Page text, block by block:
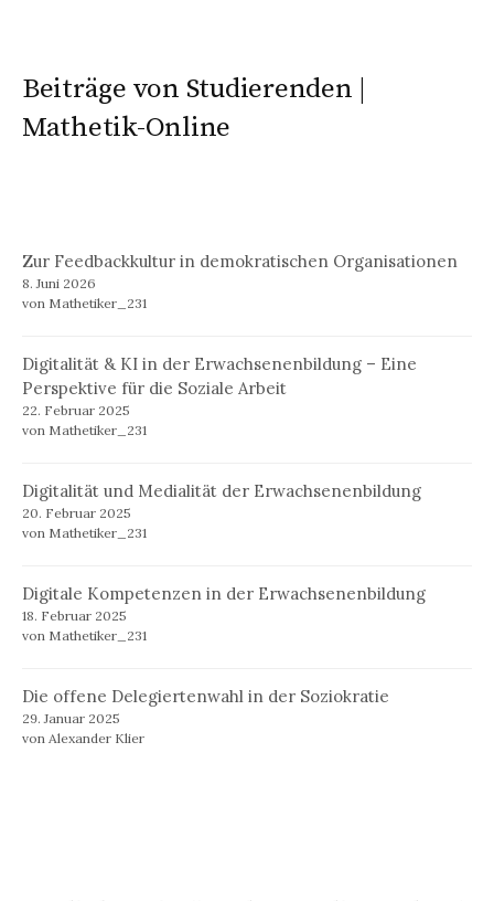
Beiträge von Studierenden |
Mathetik-Online
Zur Feedbackkultur in demokratischen Organisationen
8. Juni 2026
von Mathetiker_231
Digitalität & KI in der Erwachsenenbildung – Eine
Perspektive für die Soziale Arbeit
22. Februar 2025
von Mathetiker_231
Digitalität und Medialität der Erwachsenenbildung
20. Februar 2025
von Mathetiker_231
Digitale Kompetenzen in der Erwachsenenbildung
18. Februar 2025
von Mathetiker_231
Die offene Delegiertenwahl in der Soziokratie
29. Januar 2025
von Alexander Klier